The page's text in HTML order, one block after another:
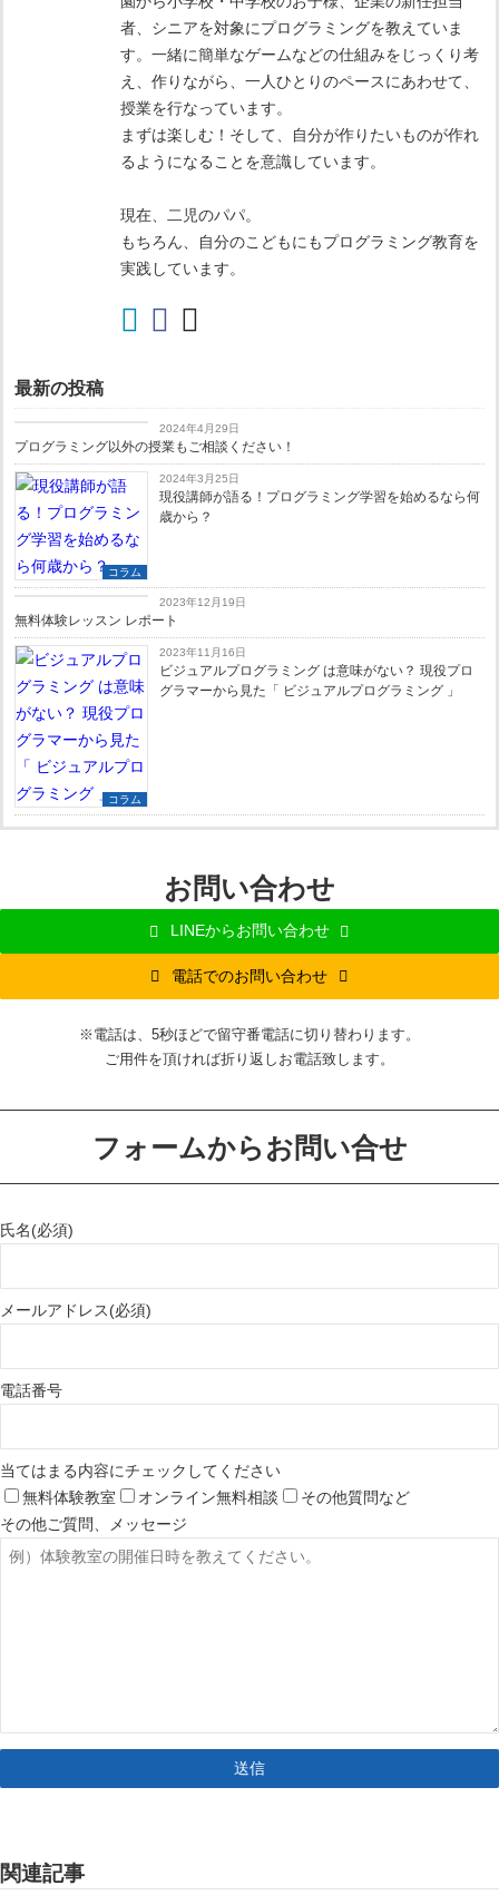
者、シニアを対象にプログラミングを教えていま
す。一緒に簡単なゲームなどの仕組みをじっくり考
え、作りながら、一人ひとりのペースにあわせて、
授業を行なっています。
まずは楽しむ！そして、自分が作りたいものが作れ
るようになることを意識しています。
現在、二児のパパ。
もちろん、自分のこどもにもプログラミング教育を
実践しています。
最新の投稿
2024年4月29日
プログラミング以外の授業もご相談ください！
コラム
2024年3月25日
現役講師が語る！プログラミング学習を始めるなら何
歳から？
コラム
2023年12月19日
無料体験レッスン レポート
コラム
2023年11月16日
ビジュアルプログラミング は意味がない？ 現役プロ
グラマーから見た「 ビジュアルプログラミング 」
お問い合わせ
LINEからお問い合わせ
電話でのお問い合わせ
※電話は、5秒ほどで留守番電話に切り替わります。
ご用件を頂ければ折り返しお電話致します。
フォームからお問い合せ
氏名(必須)
メールアドレス(必須)
電話番号
当てはまる内容にチェックしてください
無料体験教室
オンライン無料相談
その他質問など
その他ご質問、メッセージ
関連記事